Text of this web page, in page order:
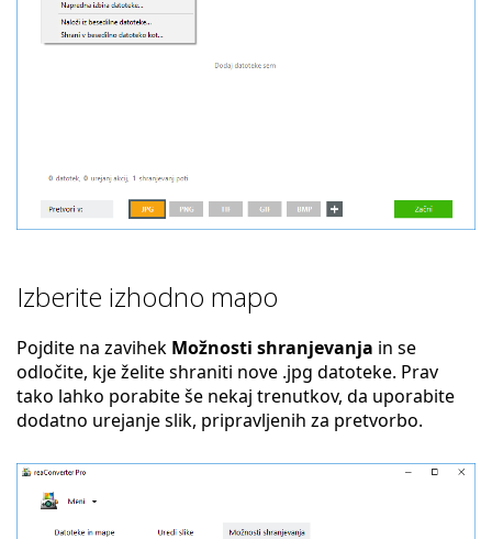
Izberite izhodno mapo
Pojdite na zavihek Možnosti shranjevanja in se
odločite, kje želite shraniti nove .jpg datoteke. Prav
tako lahko porabite še nekaj trenutkov, da uporabite
dodatno urejanje slik, pripravljenih za pretvorbo.